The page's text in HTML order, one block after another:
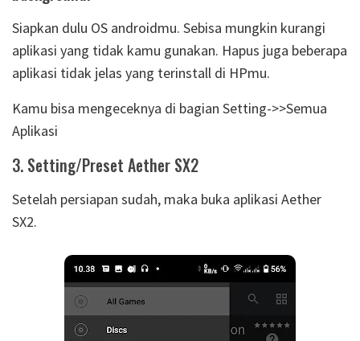
Siapkan dulu OS androidmu. Sebisa mungkin kurangi
aplikasi yang tidak kamu gunakan. Hapus juga beberapa
aplikasi tidak jelas yang terinstall di HPmu.
Kamu bisa mengeceknya di bagian Setting->>Semua
Aplikasi
3. Setting/Preset Aether SX2
Setelah persiapan sudah, maka buka aplikasi Aether
SX2.